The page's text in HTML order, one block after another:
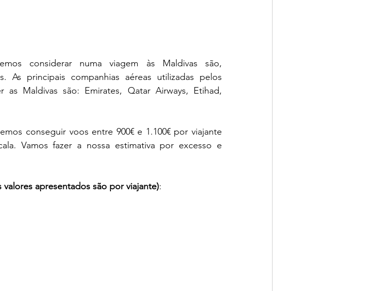
considerar numa viagem às Maldivas são,
As principais companhias aéreas utilizadas pelos
as Maldivas são: Emirates, Qatar Airways, Etihad,
conseguir voos entre 900€ e 1.100€ por viajante
Vamos fazer a nossa estimativa por excesso e
valores apresentados são por viajante):